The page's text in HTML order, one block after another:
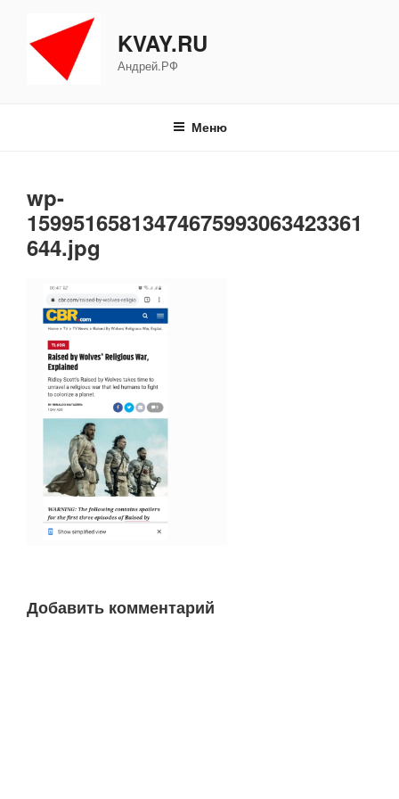
содержимому
KVAY.RU
Андрей.РФ
Меню
wp-
15995165813474675993063423361
644.jpg
Добавить комментарий